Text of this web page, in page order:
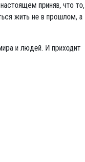
приняв, что то,
жить не в прошлом, а
и людей. И приходит